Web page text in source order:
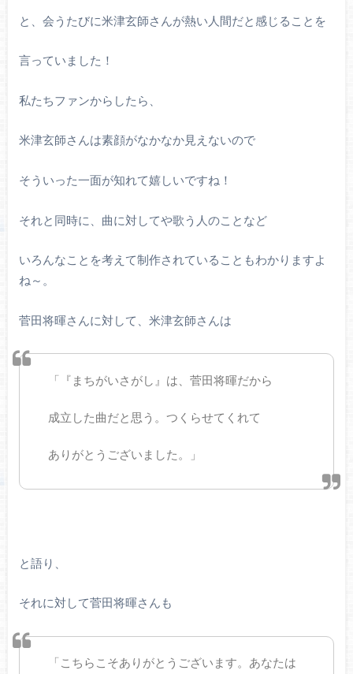
と、会うたびに米津玄師さんが熱い人間だと感じることを
言っていました！
私たちファンからしたら、
米津玄師さんは素顔がなかなか見えないので
そういった一面が知れて嬉しいですね！
それと同時に、曲に対してや歌う人のことなど
いろんなことを考えて制作されていることもわかりますよ
ね～。
菅田将暉さんに対して、米津玄師さんは
「『まちがいさがし』は、菅田将暉だから
成立した曲だと思う。つくらせてくれて
ありがとうございました。」
と語り、
それに対して菅田将暉さんも
「こちらこそありがとうございます。あなたは